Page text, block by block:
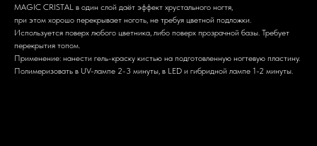
MAGIC CRISTAL в один слой даёт эффект хрустального ногтя,
при этом хорошо перекрывает ноготь, не требуя цветной подложки.
Используется поверх любого цветника, либо поверх прозрачной базы. Требует
перекрытия топом.
Применение: нанести гель-краску кистью на подготовленную ногтевую пластину.
Полимеризовать в UV-лампе 2-3 минуты, в LED и гибридной лампе 1-2 минуты.